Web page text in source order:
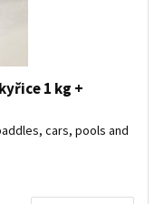
1 kg +
cars, pools and